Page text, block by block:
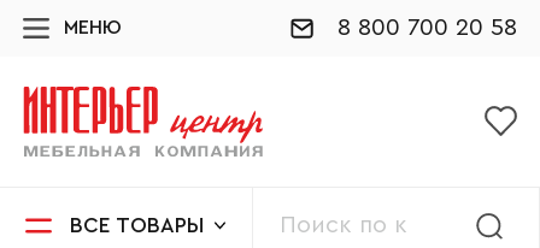
МЕНЮ 8 800 700 20 58
ВСЕ ТОВАРЫ